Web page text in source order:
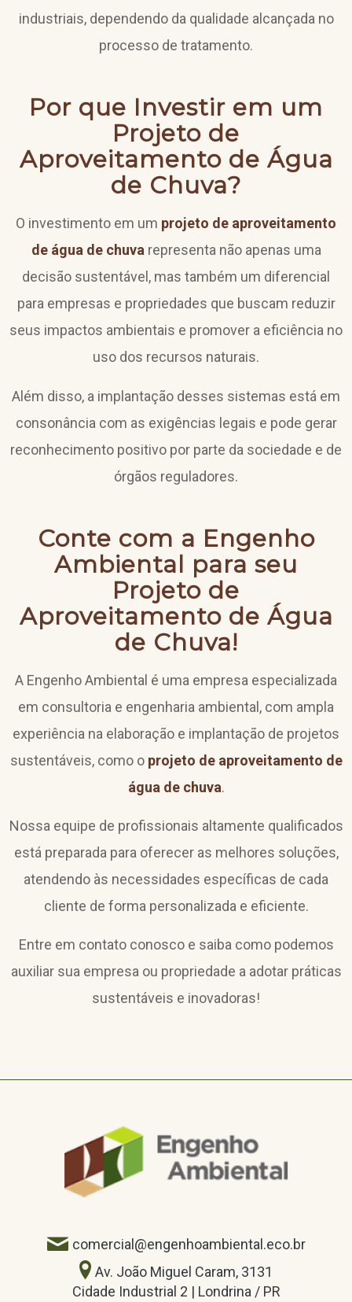
industriais, dependendo da qualidade alcançada no
processo de tratamento.
Por que Investir em um
Projeto de
Aproveitamento de Água
de Chuva?
O investimento em um projeto de aproveitamento
de água de chuvarepresenta não apenas uma
decisão sustentável, mas também um diferencial
para empresas e propriedades que buscam reduzir
seus impactos ambientais e promover a eficiência no
uso dos recursos naturais.
Além disso, a implantação desses sistemas está em
consonância com as exigências legais e pode gerar
reconhecimento positivo por parte da sociedade e de
órgãos reguladores.
Conte com a Engenho
Ambiental para seu
Projeto de
Aproveitamento de Água
de Chuva!
A Engenho Ambiental é uma empresa especializada
em consultoria e engenharia ambiental, com ampla
experiência na elaboração e implantação de projetos
sustentáveis, como o projeto de aproveitamento de
água de chuva.
Nossa equipe de profissionais altamente qualificados
está preparada para oferecer as melhores soluções,
atendendo às necessidades específicas de cada
cliente de forma personalizada e eficiente.
Entre em contato conosco e saiba como podemos
auxiliar sua empresa ou propriedade a adotar práticas
sustentáveis e inovadoras!
comercial@engenhoambiental.eco.br
Av. João Miguel Caram, 3131
Cidade Industrial 2 | Londrina / PR